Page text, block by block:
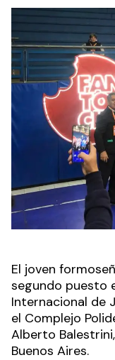
El joven
segundo puesto
Internacional de
el Complejo
Alberto
Buenos Aires.